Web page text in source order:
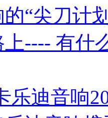
“尖刀计
---- 有什
乐迪音响